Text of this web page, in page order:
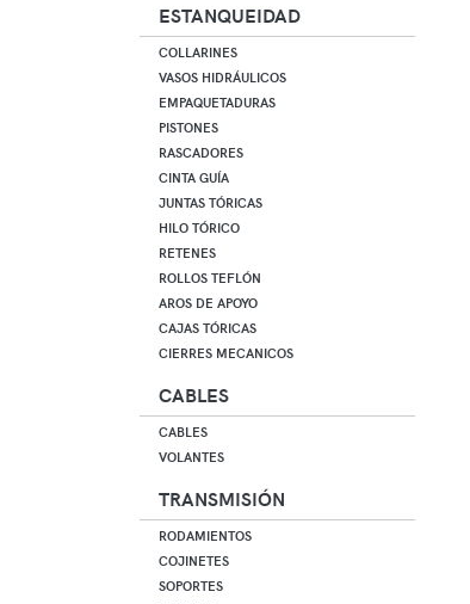
ESTANQUEIDAD
COLLARINES
VASOS HIDRÁULICOS
EMPAQUETADURAS
PISTONES
RASCADORES
CINTA GUÍA
JUNTAS TÓRICAS
HILO TÓRICO
RETENES
ROLLOS TEFLÓN
AROS DE APOYO
CAJAS TÓRICAS
CIERRES MECANICOS
CABLES
CABLES
VOLANTES
TRANSMISIÓN
RODAMIENTOS
COJINETES
SOPORTES